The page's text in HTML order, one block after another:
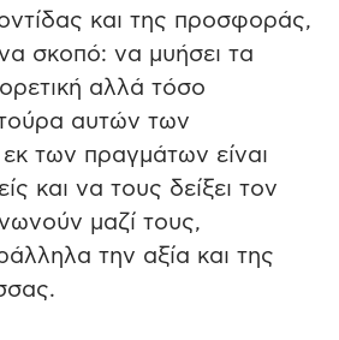
και της προσφοράς,
σκοπό: να μυήσει τα
αλλά τόσο
αυτών των
των πραγμάτων είναι
και να τους δείξει τον
μαζί τους,
την αξία και της